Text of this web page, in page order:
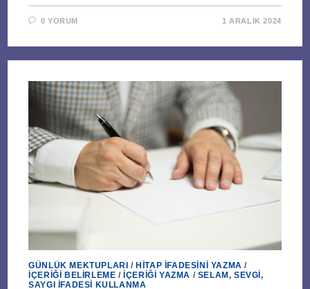
0 YORUM 1 ARALIK 2024
GÜNLÜK MEKTUPLARI / HITAP İFADESINI YAZMA /
İÇERIĞI BELIRLEME / İÇERIĞI YAZMA / SELAM, SEVGI,
SAYGI İFADESI KULLANMA